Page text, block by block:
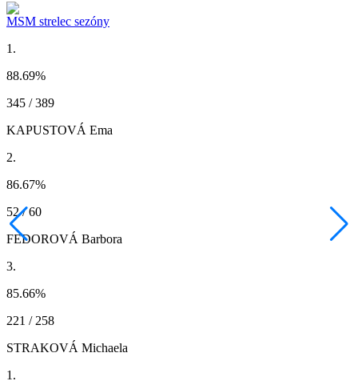
MSM strelec sezóny
1.
88.69%
345 / 389
KAPUSTOVÁ Ema
2.
86.67%
52 / 60
FEDOROVÁ Barbora
3.
85.66%
221 / 258
STRAKOVÁ Michaela
1.